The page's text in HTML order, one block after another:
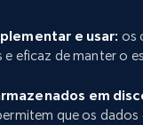
e usar: os
e eficaz de manter o
em
que os dados